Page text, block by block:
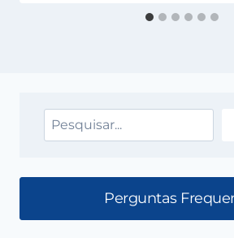
Pesquisar
Perguntas